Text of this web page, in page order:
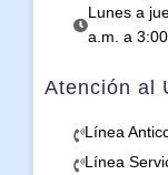
Lunes a
a.m. a
Atención al
Línea
Línea